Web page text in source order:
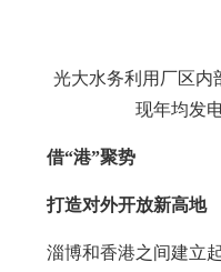
光大水务利用厂区内
现年均发
借“港”聚势
打造对外开放新高地
淄博和香港之间建立起